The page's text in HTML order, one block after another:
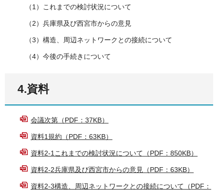
（1）これまでの検討状況について
（2）兵庫県及び西宮市からの意見
（3）構造、周辺ネットワークとの接続について
（4）今後の手続きについて
4.資料
会議次第（PDF：37KB）
資料1規約（PDF：63KB）
資料2-1これまでの検討状況について（PDF：850KB）
資料2-2兵庫県及び西宮市からの意見（PDF：63KB）
資料2-3構造、周辺ネットワークとの接続について（PDF：